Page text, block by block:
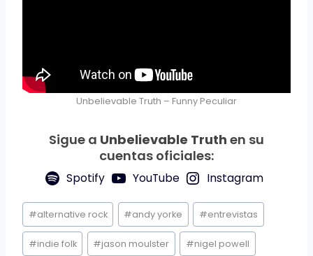
Unbelievable Truth – Funny Peculiar
Sigue a Unbelievable Truth en su
cuentas oficiales:
Spotify YouTube Instagram
Etiquetas
de
la
#alternative rock #andy yorke #entrevistas
#indie folk #jason moulster #nigel powell